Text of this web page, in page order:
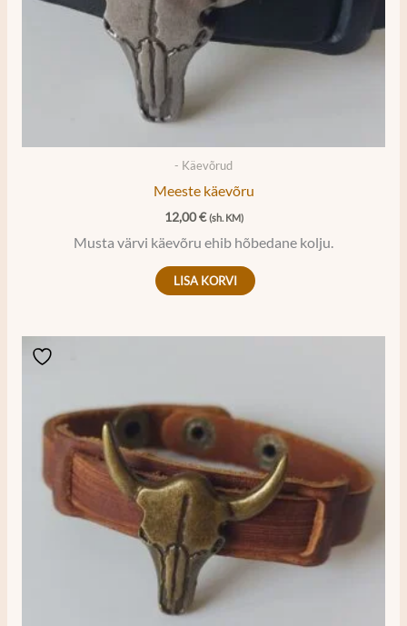
- Käevõrud
Meeste käevõru
12,00€ (sh. KM)
Musta värvi käevõru ehib hõbedane kolju.
LISA KORVI